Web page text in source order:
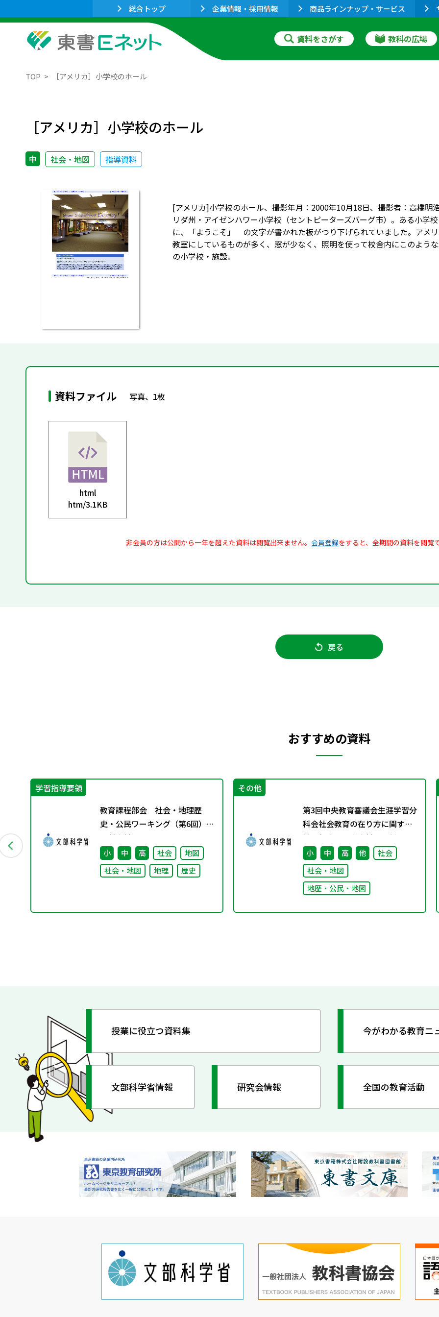
総合トップ 企業情報・採用情報 商品ラインナップ・サービス
資料をさがす 教科の広場
TOP ［アメリカ］小学校のホール
［アメリカ］小学校のホール
中 社会・地図 指導資料
[アメリカ]小学校のホール、撮影年月：2000年10月18日、撮影者：高橋明
リダ州・アイゼンハワー小学校（セントピーターズバーグ市）。ある小学
に、「ようこそ」 の文字が書かれた板がつり下げられていました。アメ
教室にしているものが多く、窓が少なく、照明を使って校舎内にこのよう
の小学校・施設。
資料ファイル 写真、1枚
html
htm/3.1KB
非会員の方は公開から一年を超えた資料は閲覧出来ません。 会員登録をすると、全期間の資料を閲覧
戻る
おすすめの資料
学
学習指導要領
教育課程部会 社会・地理歴
史・公民ワーキング（第6回）
配付資料
小 中 高 社会
地図
社会・地図
地理 歴史
その他
第3回中央教育審議会生涯学習分
科会社会教育の在り方に関する
特別部会の配布資料を更新しま
した
小 中 高 他
社会
社会・地図
地歴・公民・地図
授業に役立つ資料集 今がわかる教育ニ
文部科学省情報 研究会情報 全国の教育活動